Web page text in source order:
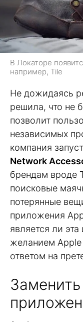
В Локаторе
например, Tile
Не дожидаясь
решила, что не
позволит
независимых
компания
Network
брендам вроде
поисковые
потерянные
приложения
является ли
желанием
ответом на